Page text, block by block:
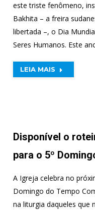
este triste fenômeno,
Bakhita – a freira
libertada –, o Dia
Seres Humanos. Este
LEIA MAIS
Disponível o
para o 5º
A Igreja celebra no
Domingo do Tempo
na liturgia daqueles que